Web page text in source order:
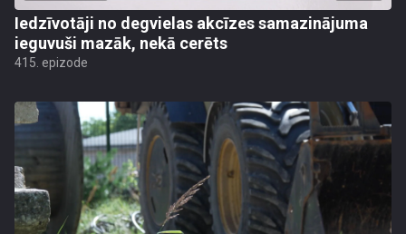
Iedzīvotāji no degvielas akcīzes samazinājuma
ieguvuši mazāk, nekā cerēts
415. epizode